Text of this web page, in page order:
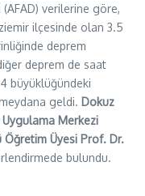
verilerine göre,
ilçesinde olan 3.5
deprem
deprem de saat
büyüklüğündeki
geldi. Dokuz
Uygulama Merkezi
Öğretim Üyesi Prof. Dr.
bulundu.